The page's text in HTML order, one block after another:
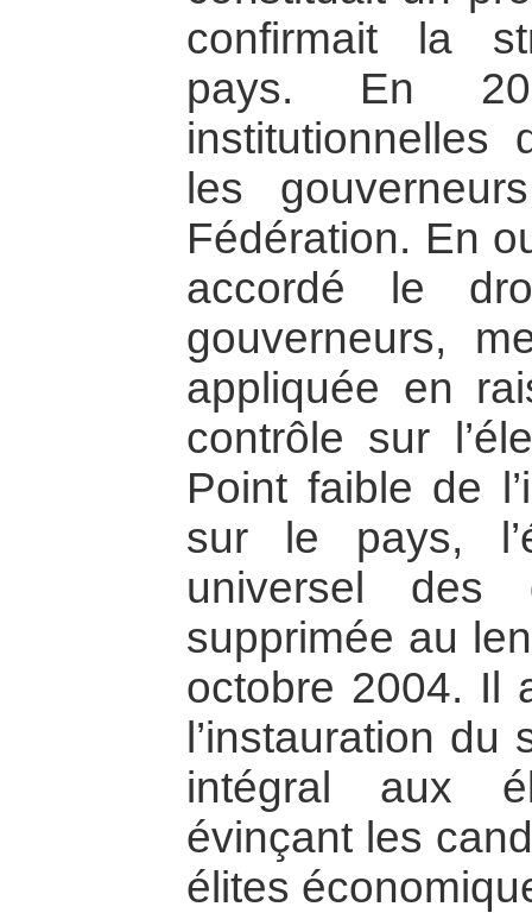
confirmait la
pays. En
institutionnelles
les
Fédération. En
accordé le
gouverneurs,
appliquée en
contrôle sur
Point faible de
sur le pays,
universel des
supprimée au
octobre 2004. Il
l’instauration
intégral aux
évinçant les
élites